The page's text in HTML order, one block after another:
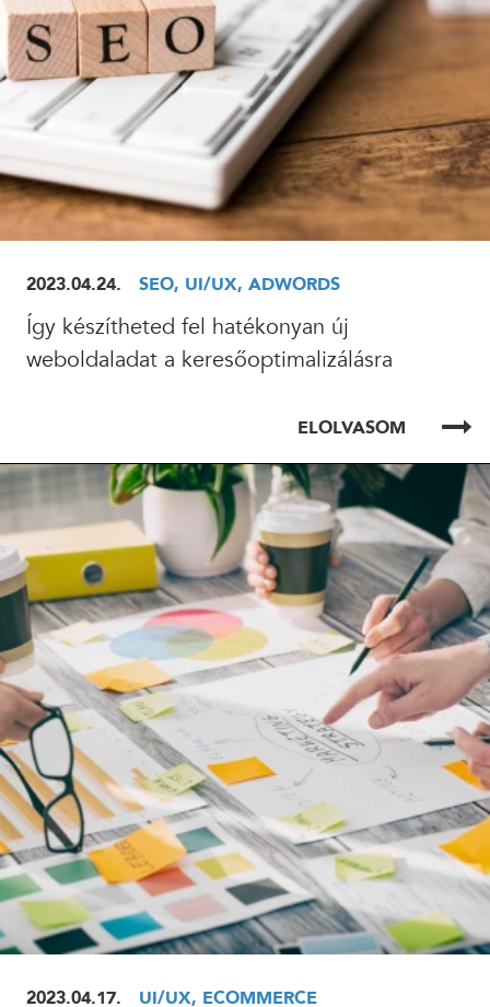
2023.04.24. SEO, UI/UX, ADWORDS
Így készítheted fel hatékonyan új
weboldaladat a keresőoptimalizálásra
ELOLVASOM
ELOLVASOM
2023.04.17. UI/UX, ECOMMERCE